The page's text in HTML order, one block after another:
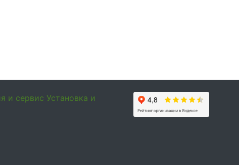
и сервис Установка и